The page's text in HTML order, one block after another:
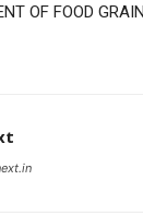
OF FOOD